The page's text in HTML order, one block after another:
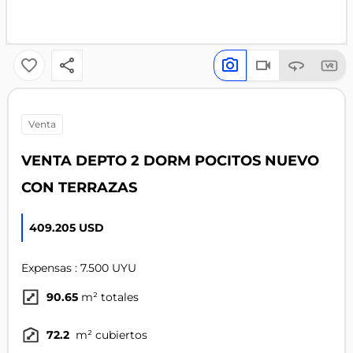
venta
VENTA DEPTO 2 DORM POCITOS NUEVO
CON TERRAZAS
409.205 USD
Expensas : 7.500 UYU
90.65 m² totales
72.2 m² cubiertos